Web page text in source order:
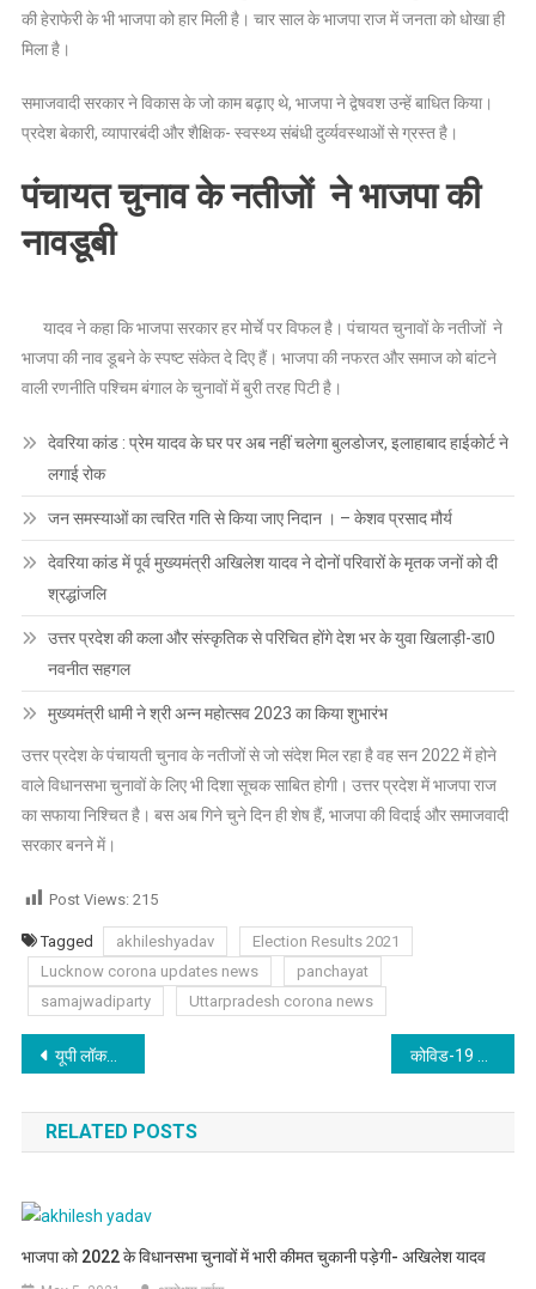
की हेराफेरी के भी भाजपा को हार मिली है। चार साल के भाजपा राज में जनता को धोखा ही
मिला है।
समाजवादी सरकार ने विकास के जो काम बढ़ाए थे, भाजपा ने द्वेषवश उन्हें बाधित किया।
प्रदेश बेकारी, व्यापारबंदी और शैक्षिक- स्वस्थ्य संबंधी दुर्व्यवस्थाओं से ग्रस्त है।
पंचायत चुनाव के नतीजों ने भाजपा की
नावडूबी
यादव ने कहा कि भाजपा सरकार हर मोर्चे पर विफल है। पंचायत चुनावों के नतीजों ने
भाजपा की नाव डूबने के स्पष्ट संकेत दे दिए हैं। भाजपा की नफरत और समाज को बांटने
वाली रणनीति पश्चिम बंगाल के चुनावों में बुरी तरह पिटी है।
देवरिया कांड : प्रेम यादव के घर पर अब नहीं चलेगा बुलडोजर, इलाहाबाद हाईकोर्ट ने
लगाई रोक
जन समस्याओं का त्वरित गति से किया जाए निदान । – केशव प्रसाद मौर्य
देवरिया कांड में पूर्व मुख्यमंत्री अखिलेश यादव ने दोनों परिवारों के मृतक जनों को दी
श्रद्धांजलि
उत्तर प्रदेश की कला और संस्कृतिक से परिचित होंगे देश भर के युवा खिलाड़ी-डा0
नवनीत सहगल
मुख्यमंत्री धामी ने श्री अन्न महोत्सव 2023 का किया शुभारंभ
उत्तर प्रदेश के पंचायती चुनाव के नतीजों से जो संदेश मिल रहा है वह सन 2022 में होने
वाले विधानसभा चुनावों के लिए भी दिशा सूचक साबित होगी। उत्तर प्रदेश में भाजपा राज
का सफाया निश्चित है। बस अब गिने चुने दिन ही शेष हैं, भाजपा की विदाई और समाजवादी
सरकार बनने में।
Post Views: 215
Tagged akhileshyadav
Election Results 2021
Lucknow corona updates news
panchayat
samajwadiparty
Uttarpradesh corona news
Post
navigation
यूपी लॉकडाउन में E-Pass के लिए ऑनलाइन आवेदन कर सकते हैं
RELATED POSTS
भाजपा को 2022 के विधानसभा चुनावों में भारी कीमत चुकानी पड़ेगी- अखिलेश यादव